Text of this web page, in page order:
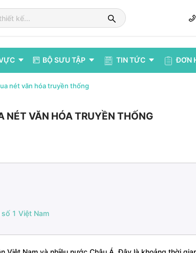
BỘ SƯU TẬP TIN TỨC ĐƠN
nét văn hóa truyền thống
NÉT VĂN HÓA TRUYỀN THỐNG
1 Việt Nam